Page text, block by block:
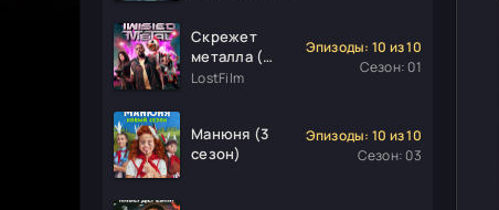
Скрежет
металла (1
сезон)
LostFilm
Эпизоды: 10 из 10
Сезон: 01
Манюня (3
сезон)
Эпизоды: 10 из 10
Сезон: 03